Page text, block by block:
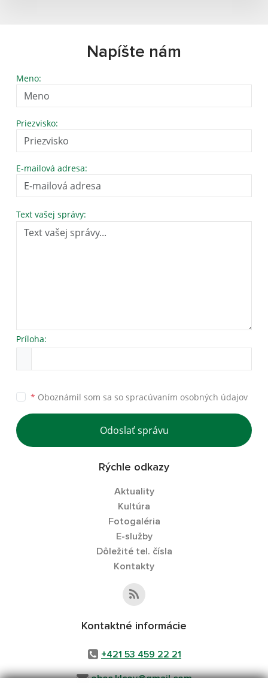
Napíšte nám
Meno:
Priezvisko:
E-mailová adresa:
Text vašej správy:
Príloha:
* Oboznámil som sa so spracúvaním osobných údajov
Odoslať správu
Rýchle odkazy
Aktuality
Kultúra
Fotogaléria
E-služby
Dôležité tel. čísla
Kontakty
Kontaktné informácie
+421 53 459 22 21
obec.klcov@gmail.com